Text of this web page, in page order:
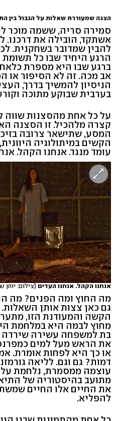
הצגה שמעוררת שאלות על הגבול בין
סמירה סריה, ששמה מוכר
אשתקד, הובילה את דרכנו.
להבין שמדובר בשחקנית.
הרגע היחיד שבו כל
ברגע שבו היא מספרת
אב מכה. זה לא הסיפור או
הניסיון להמשיך בדרך,
בערבית שבוקע מתוכה
על כל אחת מהסצנות שווה
קצרה מלהכיל. זו הסצנה
המסע, שתישאר צרובה
הקשים במיתולוגיה
עומד מנגד. אנחנו הקהל.
אנחנו הקהל. אנחנו העדים (צילום: יוהן
מה החוץ ומה הפנים? מה
גם כאן צצות אותן
הקשה והמעודנת הזו,
מחוץ לבמה היא במלחמת
בת למשפחה עשירה שירדה
את הראש מעל למים
או כך היא לפחות אומרת.
דמות? גם וגם. לליאה
עוצמה ממסמרת, נלחמת על
מתועב בהיסטוריה של
את החיים אלו החיים
להפליא.